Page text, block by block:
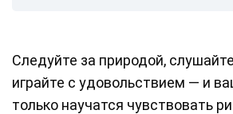
Следуйте за природой,
играйте с удовольствием — и
только научатся чувствовать